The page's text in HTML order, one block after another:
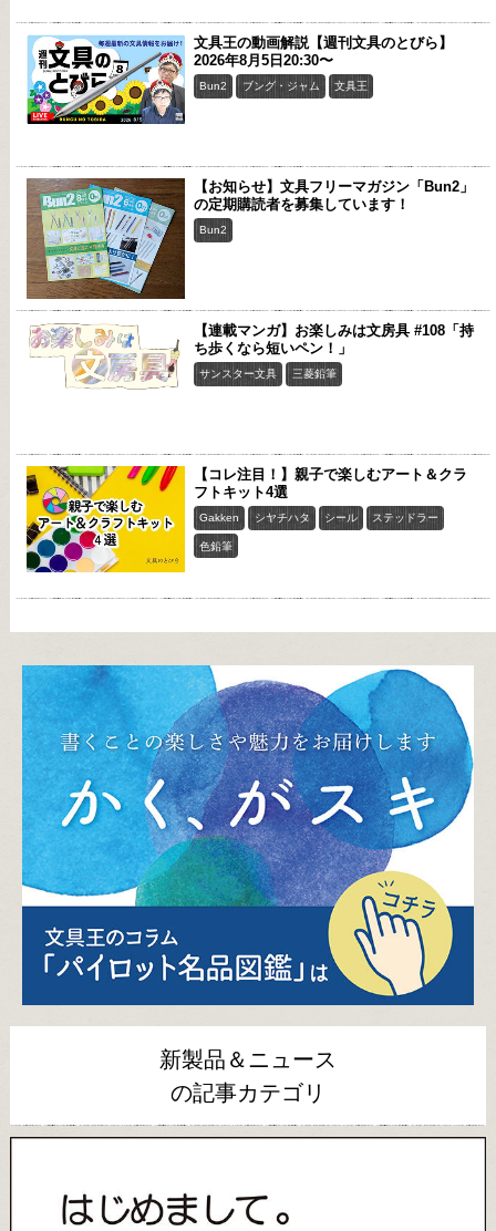
文具王の動画解説【週刊文具のとびら】
2026年8月5日20:30〜
Bun2 ブング・ジャム 文具王
【お知らせ】文具フリーマガジン「Bun2」
の定期購読者を募集しています！
Bun2
【連載マンガ】お楽しみは文房具 #108「持
ち歩くなら短いペン！」
サンスター文具 三菱鉛筆
【コレ注目！】親子で楽しむアート＆クラ
フトキット4選
Gakken シヤチハタ シール ステッドラー
色鉛筆
新製品＆ニュース
の記事カテゴリ